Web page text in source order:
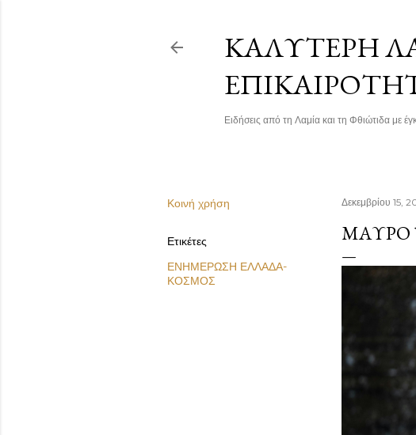
ΚΑΛΎΤΕΡΗ
Ειδήσεις από τη Λαμία και τη Φθιώτιδα με
Κοινή χρήση
Ετικέτες
ΕΝΗΜΕΡΩΣΗ ΕΛΛΑΔΑ-
ΚΟΣΜΟΣ
Δεκεμβρίου 15,
ΜΑΎΡΟ